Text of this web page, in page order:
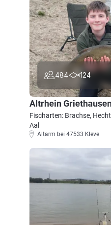
484 124
Altrhein
Fischarten: Brachse,
Aal
Altarm bei 47533 Kleve